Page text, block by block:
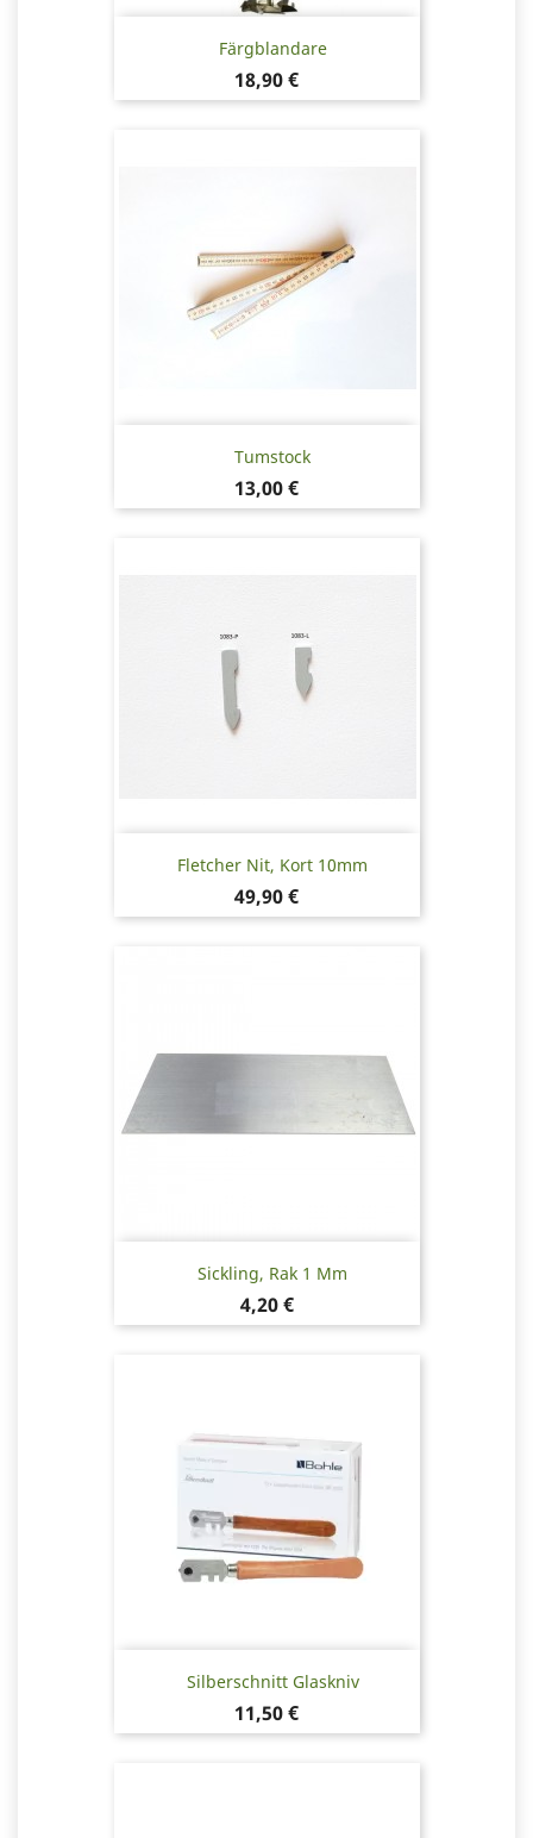
Färgblandare
Pris
18,90 €
Tumstock
Pris
13,00 €
Fletcher Nit, Kort 10mm
Pris
49,90 €
Sickling, Rak 1 Mm
Pris
4,20 €
Silberschnitt Glaskniv
Pris
11,50 €